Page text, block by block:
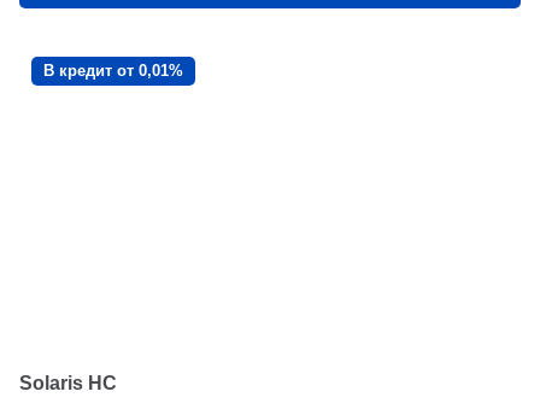
В кредит от 0,01%
Solaris HC